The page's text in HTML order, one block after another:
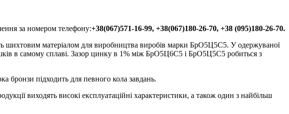
за номером телефону:+38(067)571-16-99, +38(067)180-26-70, +38 (095)180-26-70.
шихтовим матеріалом для виробництва виробів марки БрО5Ц5С5. У одержуваної
в самому сплаві. Зазор цинку в 1% між БрО5Ц6С5 і БрО5Ц5С5 робиться з
бронзи підходить для певного кола завдань.
виходять високі експлуатаційні характеристики, а також один з найбільш